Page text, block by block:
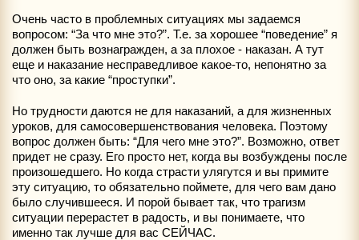
Очень часто в проблемных ситуациях мы задаемся
вопросом: “За что мне это?”. Т.е. за хорошее “поведение” я
должен быть вознагражден, а за плохое - наказан. А тут
еще и наказание несправедливое какое-то, непонятно за
что оно, за какие “проступки”.
Но трудности даются не для наказаний, а для жизненных
уроков, для самосовершенствования человека. Поэтому
вопрос должен быть: “Для чего мне это?”. Возможно, ответ
придет не сразу. Его просто нет, когда вы возбуждены после
произошедшего. Но когда страсти улягутся и вы примите
эту ситуацию, то обязательно поймете, для чего вам дано
было случившееся. И порой бывает так, что трагизм
ситуации перерастет в радость, и вы понимаете, что
именно так лучше для вас СЕЙЧАС.